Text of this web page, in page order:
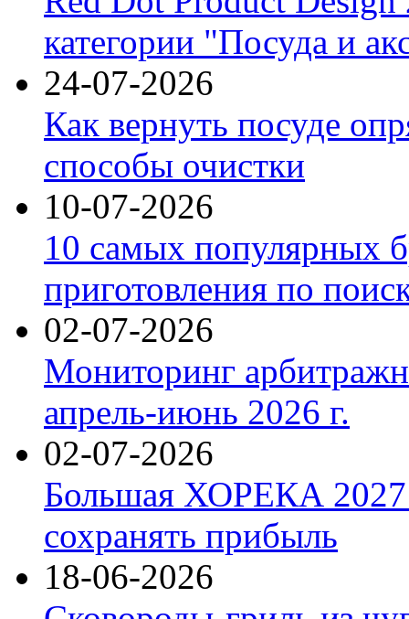
категории "Посуда и
24-07-2026
Как вернуть посуде
способы очистки
10-07-2026
10 самых популярных
приготовления по
02-07-2026
Мониторинг
апрель-июнь 2026 г.
02-07-2026
Большая ХОРЕКА 2027:
сохранять прибыль
18-06-2026